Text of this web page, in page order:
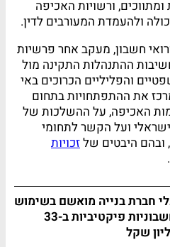
ורשויות האכיפה
ולהעמדת המעורבים לדין.
חשבון, מעקב אחר פרשיות
ההתנהלות התקינה מול
והפליליים הכרוכים באי
את ההתפתחויות בתחום
האכיפה, על ההשלכות של
ועל הקשר לתחומי
ובהם היבטים שלזכויות
חברת בנייה מואשם בשימוש
בחשבוניות פיקטיביות ב-33
שקל